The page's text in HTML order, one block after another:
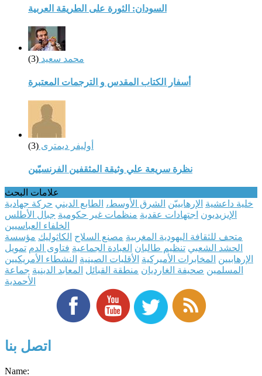
السودان: الثورة على الطريقة العربية
محمد سعيد (3)
أسفار الكتاب المقدس و الترجمات المعتبرة
أوليفر ديمترى (3)
نظرة سريعة علي وثيقة المثقفين الفرنسيّين
علامات البحث
خلية داعشية الإرهابييّن الشرق الأوسط، الطابع الديني حركة جهادية
الإيزيديون اجتهادات عقدية منظمات غير حكومية جبال الأطلس
الخلفاء العباسيين
متحف للثقافة اليهودية المغربية مصنع السلاح الكاثوليك مؤسسة
الحشد الشعبي تنظيم طالبان العبادة الجماعية فتاوى الدم تمويل
الإرهابيين المخابرات الأميركية الأقليات الصينية النشطاء الأمريكيين
المسلمين صحيفة الغارديان منطقة القبائل المعابد الدينية جماعة
الأحمدية
اتصل بنا
Name: